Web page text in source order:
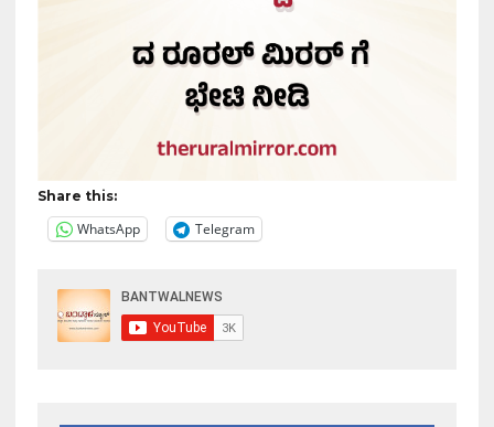
Share this:
WhatsApp Telegram